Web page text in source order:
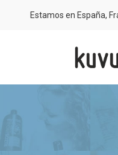
Estamos en España,